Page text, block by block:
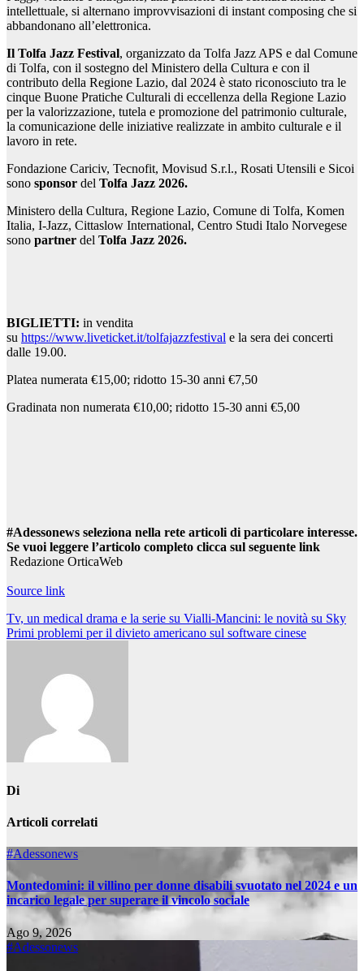
intellettuale, si alternano improvvisazioni di instant composing che si
abbandonano all’elettronica.
Il Tolfa Jazz Festival, organizzato da Tolfa Jazz APS e dal Comune
di Tolfa, con il sostegno del Ministero della Cultura e con il
contributo della Regione Lazio, dal 2024 è stato riconosciuto tra le
cinque Buone Pratiche Culturali di eccellenza della Regione Lazio
per la valorizzazione, tutela e promozione del patrimonio culturale,
la comunicazione delle iniziative realizzate in ambito culturale e il
lavoro in rete.
Fondazione Cariciv, Tecnofit, Movisud S.r.l., Rosati Utensili e Sicoi
sono sponsor del Tolfa Jazz 2026.
Ministero della Cultura, Regione Lazio, Comune di Tolfa, Komen
Italia, I-Jazz, Cittaslow International, Centro Studi Italo Norvegese
sono partner del Tolfa Jazz 2026.
BIGLIETTI: in vendita
su https://www.liveticket.it/tolfajazzfestival e la sera dei concerti
dalle 19.00.
Platea numerata €15,00; ridotto 15-30 anni €7,50
Gradinata non numerata €10,00; ridotto 15-30 anni €5,00
#Adessonews seleziona nella rete articoli di particolare interesse.
Se vuoi leggere l’articolo completo clicca sul seguente link
Redazione OrticaWeb
Source link
Navigazione
articoli
Tv, un medical drama e la serie su Vialli-Mancini: le novità su Sky
Primi problemi per il divieto americano sul software cinese
Di
Articoli correlati
#Adessonews
Montedomini: il villino per donne disabili svuotato nel 2024 e un
incarico legale per superare il vincolo sociale
Ago 9, 2026
#Adessonews